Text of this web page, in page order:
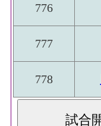
776
777
778